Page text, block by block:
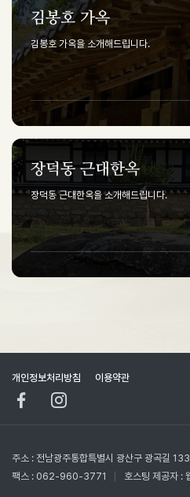
김봉호 가옥
김봉호 가옥을 소개해드립니다.
장덕동 근대한옥
장덕동 근대한옥을 소개해드립니다.
개인정보처리방침 이용약관
주소 : 전남광주통합특별시 광산구 광곡길 133
팩스 : 062-960-3771
호스팅 제공자 :